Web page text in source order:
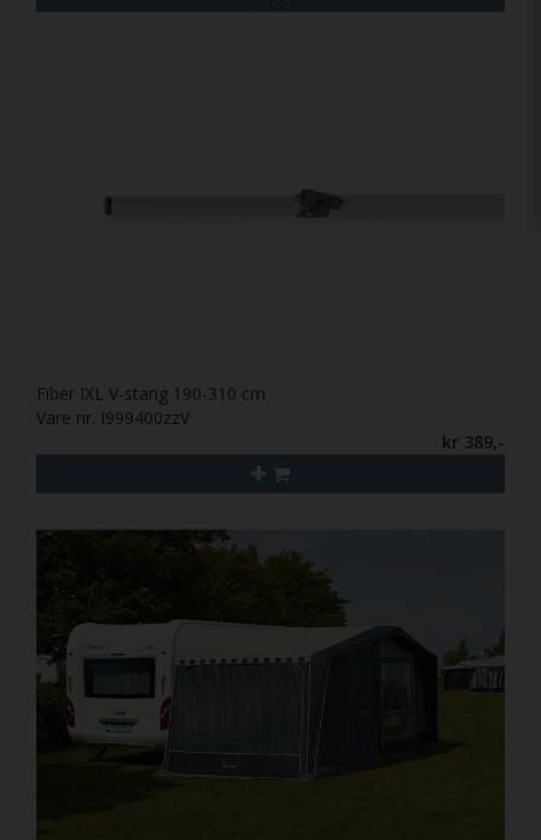
Fiber IXL V-stang 190-310 cm
Vare nr. I999400zzV
kr 389,-